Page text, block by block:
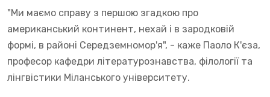
"Ми маємо справу з першою згадкою про
американський континент, нехай і в зародковій
формі, в районі Середземномор'я", - каже Паоло К'єза,
професор кафедри літературознавства, філології та
лінгвістики Міланського університету.